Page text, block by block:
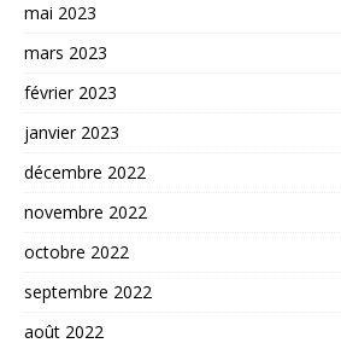
mai 2023
mars 2023
février 2023
janvier 2023
décembre 2022
novembre 2022
octobre 2022
septembre 2022
août 2022